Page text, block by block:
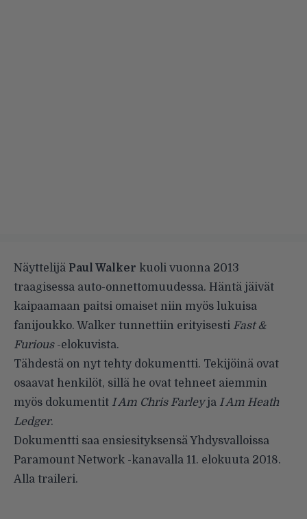
Näyttelijä Paul Walker kuoli vuonna 2013
traagisessa auto-onnettomuudessa. Häntä jäivät
kaipaamaan paitsi omaiset niin myös lukuisa
fanijoukko. Walker tunnettiin erityisesti Fast &
Furious-elokuvista.
Tähdestä on nyt tehty dokumentti. Tekijöinä ovat
osaavat henkilöt, sillä he ovat tehneet aiemmin
myös dokumentit I Am Chris Farleyja I Am Heath
Ledger.
Dokumentti saa ensiesityksensä Yhdysvalloissa
Paramount Network -kanavalla 11. elokuuta 2018.
Alla traileri.